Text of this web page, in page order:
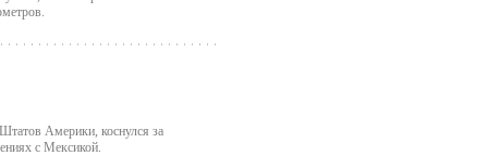
Америки, коснулся за
с Мексикой.